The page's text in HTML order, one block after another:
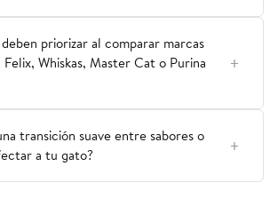
priorizar al comparar marcas
Whiskas, Master Cat o Purina
transición suave entre sabores o
a tu gato?